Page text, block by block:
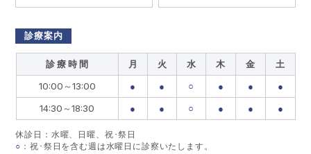
診療案内
診 療 時 間 月 火 水 木 金
土
10:00～13:00
● ● ○ ● ●
●
14:30～18:30
● ● ○ ● ● ●
休診日：水曜、日曜、祝･祭日
○ ：祝･祭日を含む週は水曜日に診察いたします。